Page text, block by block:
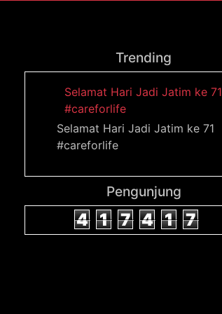
Trending
Selamat Hari Jadi Jatim ke 71
#careforlife
Selamat Hari Jadi Jatim ke 71
#careforlife
Pengunjung
4 1 7 4 1 7